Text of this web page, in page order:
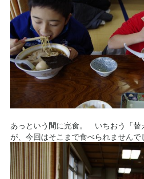
あっという間に完食。 いちおう「替
が、今回はそこまで食べられませんで